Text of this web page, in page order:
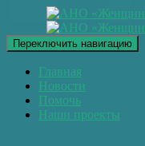
Переключить навигацию
Главная
Новости
Помочь
Наши проекты